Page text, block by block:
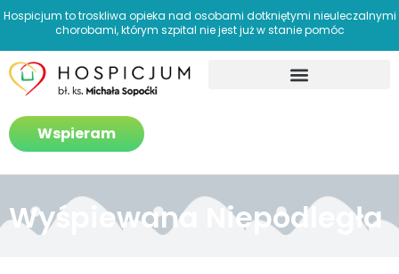
Hospicjum to troskliwa opieka nad osobami dotkniętymi nieuleczalnymi
chorobami, którym szpital nie jest już w stanie pomóc
Wspieram
Wyśpiewana Niepodległa